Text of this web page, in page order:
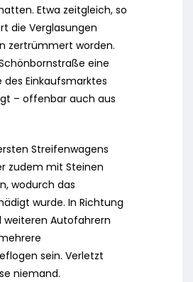
Etwa zeitgleich, so
die Verglasungen
zertrümmert worden.
eine
Einkaufsmarktes
– offenbar auch aus
Streifenwagens
zudem mit Steinen
wodurch das
wurde. In Richtung
weiteren Autofahrern
sein. Verletzt
niemand.